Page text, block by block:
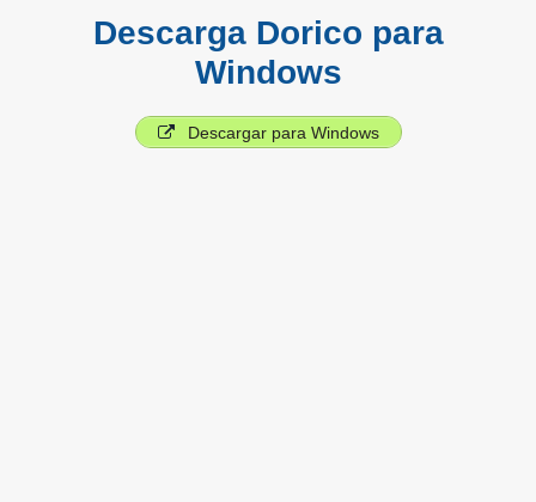
Descarga Dorico para
Windows
Descargar para Windows